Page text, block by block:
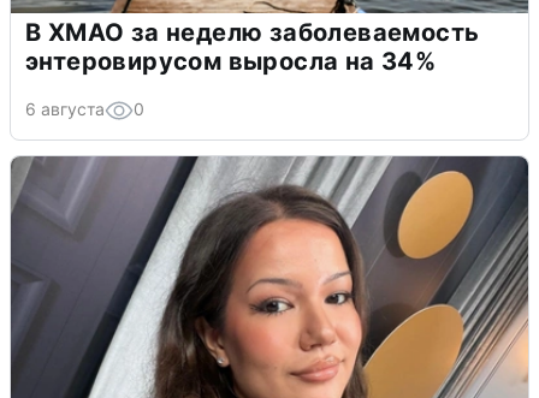
В ХМАО за неделю заболеваемость
энтеровирусом выросла на 34%
6 августа 0